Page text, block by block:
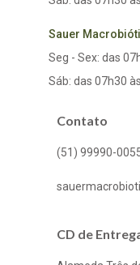
Sauer
Seg - Sex: das
Sáb: das 07h30
Contato
(51) 99990-
CD de